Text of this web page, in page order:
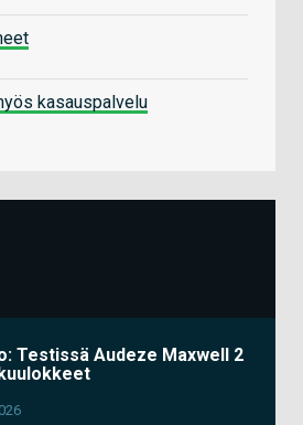
kasauspalvelu
Testissä Audeze Maxwell 2